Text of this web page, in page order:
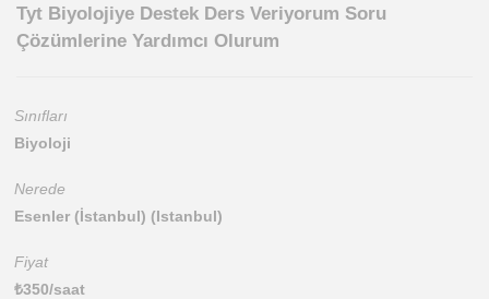
Tyt Biyolojiye Destek Ders Veriyorum Soru
Çözümlerine Yardımcı Olurum
Sınıfları
Biyoloji
Nerede
Esenler (İstanbul) (Istanbul)
Fiyat
₺350/saat